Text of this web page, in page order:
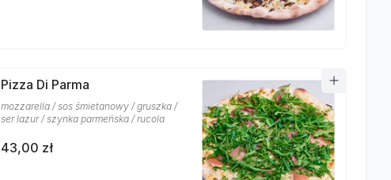
Pizza Di Parma
mozzarella / sos śmietanowy / gruszka /
ser lazur / szynka parmeńska / rucola
43,00 zł